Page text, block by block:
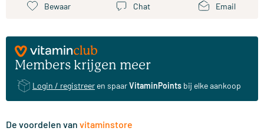
Bewaar Chat Email
Members krijgen meer
Login / registreer en spaarVitaminPoints bij elke aankoop
De voordelen van vitaminstore